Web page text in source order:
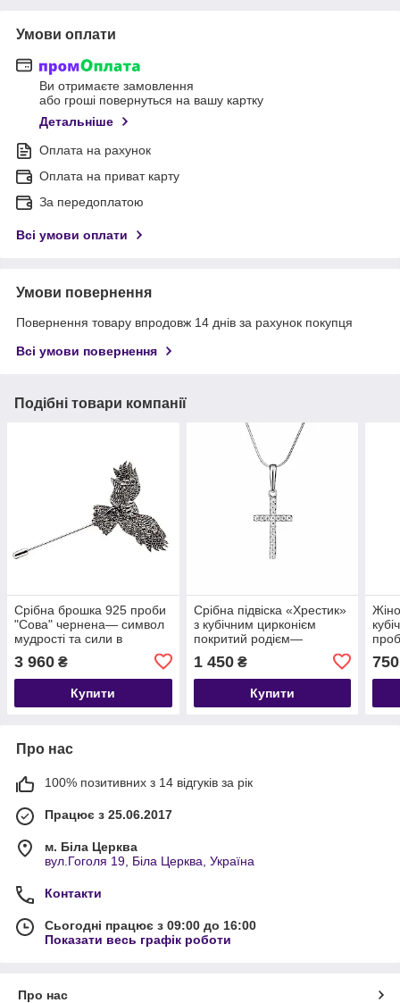
Умови оплати
Ви отримаєте замовлення
або гроші повернуться на вашу картку
Детальніше
Оплата на рахунок
Оплата на приват карту
За передоплатою
Всі умови оплати
Умови повернення
Повернення товару впродовж 14 днів за рахунок покупця
Всі умови повернення
Подібні товари компанії
Срібна брошка 925 проби
"Сова" чернена— символ
мудрості та сили в
3 960 ₴
Купити
Срібна підвіска «Хрестик»
з кубічним цирконієм
покритий родієм—
блиску ✨
1 450₴
Купити
750
Про нас
100% позитивних з 14 відгуків за рік
Працює з 25.06.2017
м. Біла Церква
вул.Гоголя 19, Біла Церква, Україна
Контакти
Сьогодні працює з 09:00 до 16:00
Показати весь графік роботи
Про нас